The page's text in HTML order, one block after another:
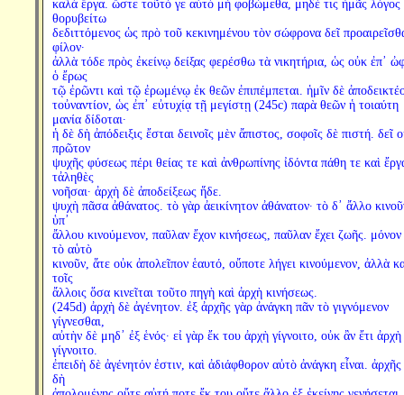
καλὰ ἔργα. ὥστε τοῦτό γε αὐτὸ μὴ φοβώμεθα, μηδέ τις ἡμᾶς λόγος
θορυβείτω
δεδιττόμενος ὡς πρὸ τοῦ κεκινημένου τὸν σώφρονα δεῖ
φίλον·
ἀλλὰ τόδε πρὸς ἐκείνῳ δείξας φερέσθω τὰ νικητήρια, ὡς οὐκ ἐπ᾽
ὁ ἔρως
τῷ ἐρῶντι καὶ τῷ ἐρωμένῳ ἐκ θεῶν ἐπιπέμπεται. ἡμῖν δὲ
τοὐναντίον, ὡς ἐπ᾽ εὐτυχίᾳ τῇ μεγίστῃ (245c) παρὰ θεῶν ἡ τοιαύτη
μανία δίδοται·
ἡ δὲ δὴ ἀπόδειξις ἔσται δεινοῖς μὲν ἄπιστος, σοφοῖς δὲ πιστή. δεῖ
πρῶτον
ψυχῆς φύσεως πέρι θείας τε καὶ ἀνθρωπίνης ἰδόντα πάθη τε καὶ
τἀληθὲς
νοῆσαι· ἀρχὴ δὲ ἀποδείξεως ἥδε.
ψυχὴ πᾶσα ἀθάνατος. τὸ γὰρ ἀεικίνητον ἀθάνατον· τὸ δ᾽ ἄλλο
ὑπ᾽
ἄλλου κινούμενον, παῦλαν ἔχον κινήσεως, παῦλαν ἔχει ζωῆς.
τὸ αὑτὸ
κινοῦν, ἅτε οὐκ ἀπολεῖπον ἑαυτό, οὔποτε λήγει κινούμενον, ἀλλὰ
τοῖς
ἄλλοις ὅσα κινεῖται τοῦτο πηγὴ καὶ ἀρχὴ κινήσεως.
(245d) ἀρχὴ δὲ ἀγένητον. ἐξ ἀρχῆς γὰρ ἀνάγκη πᾶν τὸ γιγνόμενον
γίγνεσθαι,
αὐτὴν δὲ μηδ᾽ ἐξ ἑνός· εἰ γὰρ ἔκ του ἀρχὴ γίγνοιτο, οὐκ ἂν ἔτι ἀρχὴ
γίγνοιτο.
ἐπειδὴ δὲ ἀγένητόν ἐστιν, καὶ ἀδιάφθορον αὐτὸ ἀνάγκη εἶναι.
δὴ